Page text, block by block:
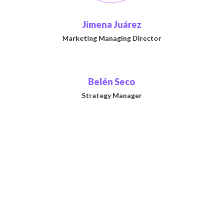
Jimena Juárez
Marketing Managing Director
Belén Seco
Strategy Manager